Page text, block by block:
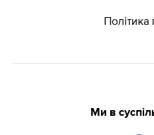
Політика
Ми в